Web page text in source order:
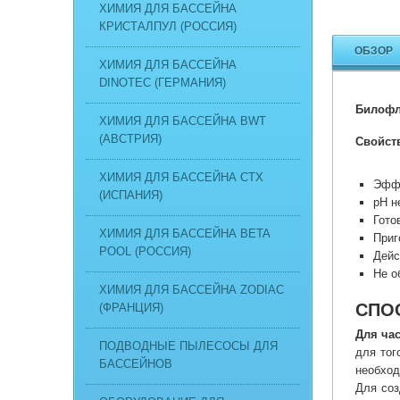
ХИМИЯ ДЛЯ БАССЕЙНА
КРИСТАЛПУЛ (РОССИЯ)
ХИМИЯ ДЛЯ БАССЕЙНА
DINOTEC (ГЕРМАНИЯ)
ХИМИЯ ДЛЯ БАССЕЙНА BWT
(АВСТРИЯ)
ХИМИЯ ДЛЯ БАССЕЙНА CTX
(ИСПАНИЯ)
ХИМИЯ ДЛЯ БАССЕЙНА BETA
POOL (РОССИЯ)
ХИМИЯ ДЛЯ БАССЕЙНА ZODIAC
(ФРАНЦИЯ)
ПОДВОДНЫЕ ПЫЛЕСОСЫ ДЛЯ
БАССЕЙНОВ
ОБЗОР
рН
Не
Для
для
Для